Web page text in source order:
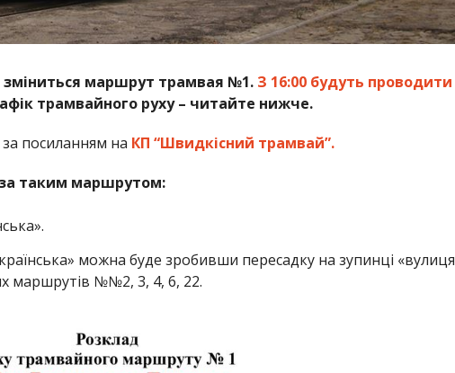
зміниться маршрут трамвая №1. З 16:00 будуть проводити
трамвайного руху – читайте нижче.
посиланням на КП “Швидкiсний трамвай”.
таким маршрутом:
можна буде зробивши пересадку на зупинці «вулиця
маршрутів №№2, 3, 4, 6, 22.